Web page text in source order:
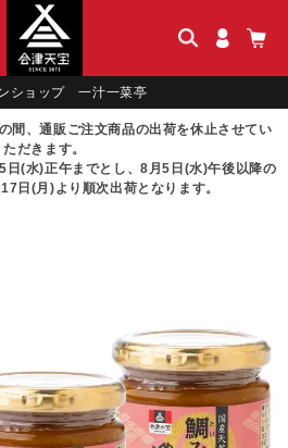
ショップ 一汁一菜亭
間、通販ご注文商品の出荷を休止させてい
ただきます。
日(水)正午までとし、8月5日(水)午後以降の
日(月)より順次出荷となります。